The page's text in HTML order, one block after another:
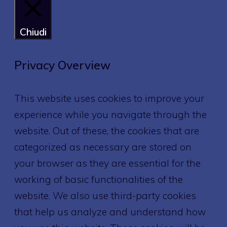
Chiudi
Privacy Overview
This website uses cookies to improve your
experience while you navigate through the
website. Out of these, the cookies that are
categorized as necessary are stored on
your browser as they are essential for the
working of basic functionalities of the
website. We also use third-party cookies
that help us analyze and understand how